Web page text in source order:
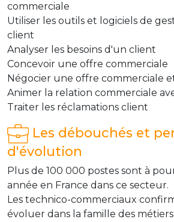
commerciale
Utiliser les outils et logiciels de
client
Analyser les besoins d'un client
Concevoir une offre commerciale
Négocier une offre commerciale
Animer la relation commerciale
Traiter les réclamations client
Les débouchés et
d'évolution
Plus de 100 000 postes sont à
année en France dans ce secteur.
Les technico-commerciaux
évoluer dans la famille des